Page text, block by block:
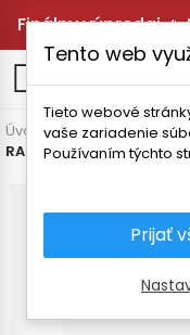
Finálny výpredaj 🔥
Úvodná stránka
RAIDLIGHT R-LIGHT
Tento web
Tieto webové
vaše zariadenie
Používaním týchto
Prijať